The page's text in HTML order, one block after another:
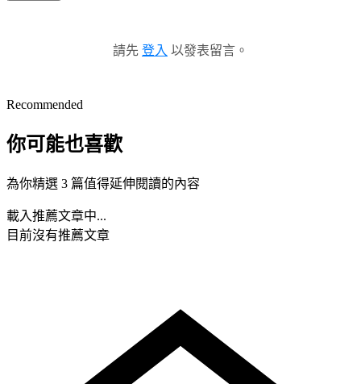
請先 登入 以發表留言。
Recommended
你可能也喜歡
為你精選 3 篇值得延伸閱讀的內容
載入推薦文章中...
目前沒有推薦文章